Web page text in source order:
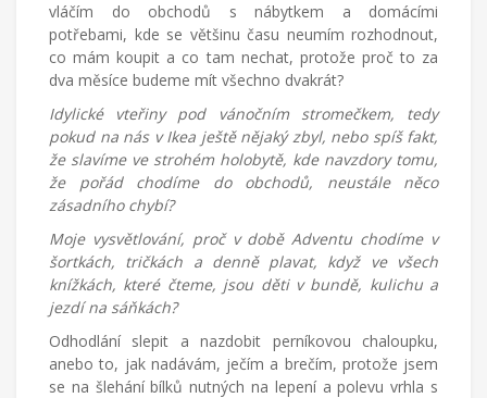
vláčím do obchodů s nábytkem a domácími
potřebami, kde se většinu času neumím rozhodnout,
co mám koupit a co tam nechat, protože proč to za
dva měsíce budeme mít všechno dvakrát?
Idylické vteřiny pod vánočním stromečkem, tedy
pokud na nás v Ikea ještě nějaký zbyl, nebo spíš fakt,
že slavíme ve strohém holobytě, kde navzdory tomu,
že pořád chodíme do obchodů, neustále něco
zásadního chybí?
Moje vysvětlování, proč v době Adventu chodíme v
šortkách, tričkách a denně plavat, když ve všech
knížkách, které čteme, jsou děti v bundě, kulichu a
jezdí na sáňkách?
Odhodlání slepit a nazdobit perníkovou chaloupku,
anebo to, jak nadávám, ječím a brečím, protože jsem
se na šlehání bílků nutných na lepení a polevu vrhla s